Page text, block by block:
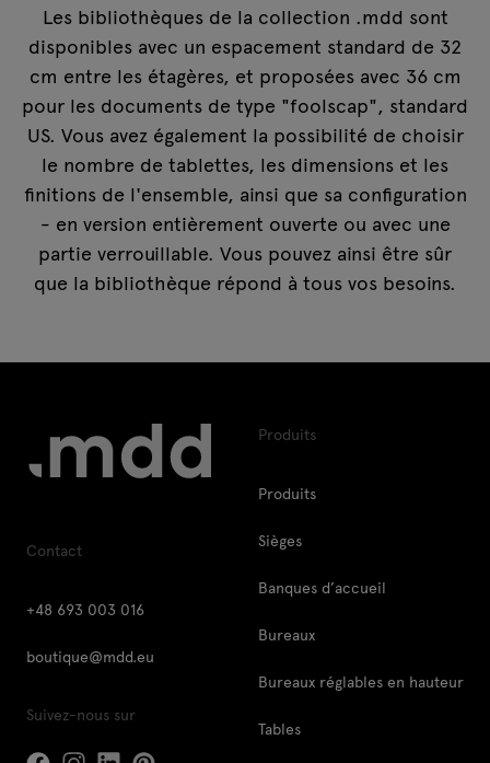
Les bibliothèques de la collection .mdd sont
disponibles avec un espacement standard de 32
cm entre les étagères, et proposées avec 36 cm
pour les documents de type "foolscap", standard
US. Vous avez également la possibilité de choisir
le nombre de tablettes, les dimensions et les
finitions de l'ensemble, ainsi que sa configuration
- en version entièrement ouverte ou avec une
partie verrouillable. Vous pouvez ainsi être sûr
que la bibliothèque répond à tous vos besoins.
Contact
+48 693 003 016
boutique@mdd.eu
Suivez-nous sur
Produits
Produits
Sièges
Banques d’accueil
Bureaux
Bureaux réglables en hauteur
Tables